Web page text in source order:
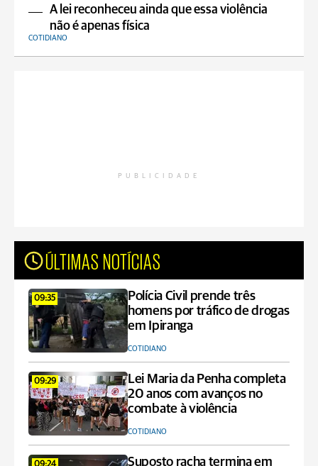
A lei reconheceu ainda que essa violência
não é apenas física
COTIDIANO
PUBLICIDADE
ÚLTIMAS NOTÍCIAS
09:35
Polícia Civil prende três
homens por tráfico de drogas
em Ipiranga
COTIDIANO
09:29
Lei Maria da Penha completa
20 anos com avanços no
combate à violência
COTIDIANO
Suposto racha termina em